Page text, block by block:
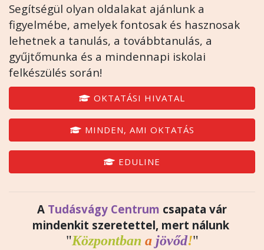
Segítségül olyan oldalakat ajánlunk a
figyelmébe, amelyek fontosak és hasznosak
lehetnek a tanulás, a továbbtanulás, a
gyűjtőmunka és a mindennapi iskolai
felkészülés során!
OKTATÁSI HIVATAL
MINDEN, AMI OKTATÁS
EDULINE
A Tudásvágy Centrum csapata vár
mindenkit szeretettel, mert nálunk
"Központban a jövőd!"